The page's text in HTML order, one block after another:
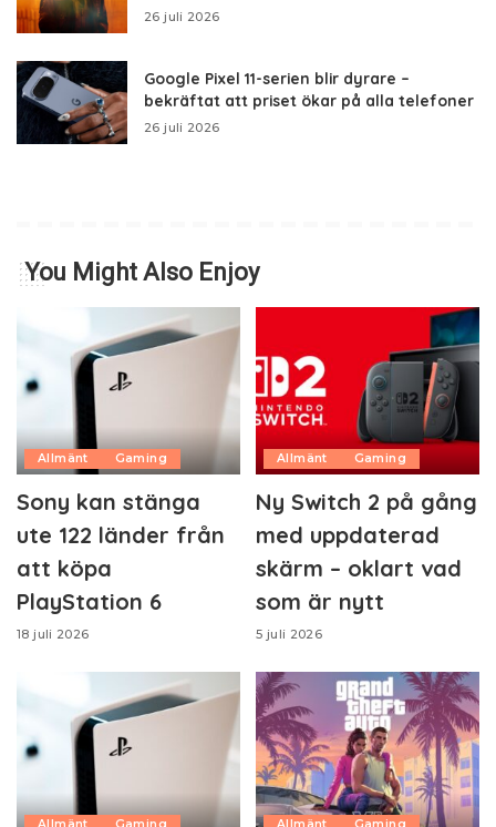
26 juli 2026
Google Pixel 11-serien blir dyrare –
bekräftat att priset ökar på alla telefoner
26 juli 2026
You Might Also Enjoy
Allmänt Gaming
Sony kan stänga
ute 122 länder från
att köpa
PlayStation 6
18 juli 2026
Allmänt Gaming
Ny Switch 2 på gång
med uppdaterad
skärm – oklart vad
som är nytt
5 juli 2026
Allmänt Gaming Allmänt Gaming